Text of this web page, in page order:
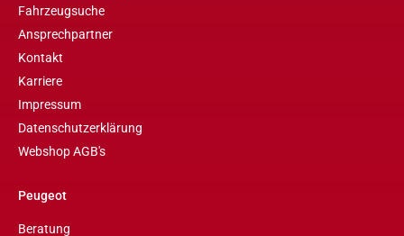
Fahrzeugsuche
Ansprechpartner
Kontakt
Karriere
Impressum
Datenschutzerklärung
Webshop AGB's
Peugeot
Beratung